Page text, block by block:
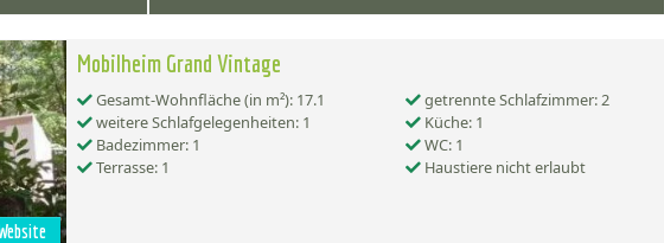
Mobilheim Grand Vintage
Gesamt-Wohnfläche (in m²): 17.1
getrennte Schlafzimmer: 2
weitere Schlafgelegenheiten: 1
Küche: 1
Badezimmer: 1
WC: 1
Terrasse: 1
Haustiere nicht erlaubt